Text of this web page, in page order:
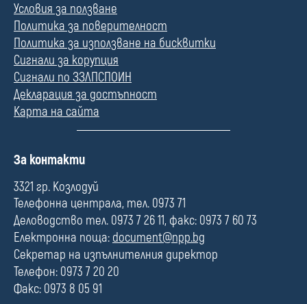
Условия за ползване
Политика за поверителност
Политика за използване на бисквитки
Сигнали за корупция
Сигнали по ЗЗЛПСПОИН
Декларация за достъпност
Карта на сайта
П
л
е
За контакти
3321 гр. Козлодуй
Телефонна централа, тел. 0973 71
Деловодство тел. 0973 7 26 11, факс: 0973 7 60 73
Електронна поща: document@npp.bg
Секретар на изпълнителния директор
Телефон: 0973 7 20 20
Факс: 0973 8 05 91